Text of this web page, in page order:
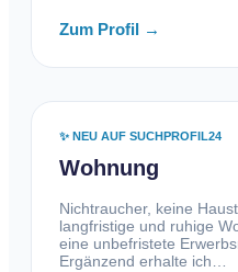
Zum Profil →
✨ NEU AUF SUCHPROFIL24
Wohnung
Nichtraucher, keine
langfristige und ruhige
eine unbefristete
Ergänzend erhalte ich…